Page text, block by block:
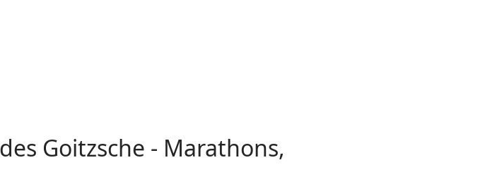
Goitzsche - Marathons,